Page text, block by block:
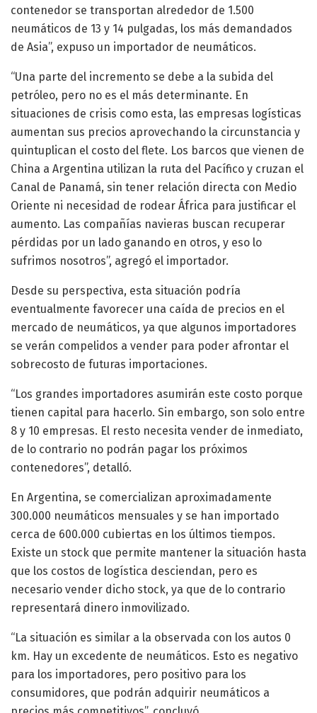
contenedor se transportan alrededor de 1.500
neumáticos de 13 y 14 pulgadas, los más demandados
de Asia”, expuso un importador de neumáticos.
“Una parte del incremento se debe a la subida del
petróleo, pero no es el más determinante. En
situaciones de crisis como esta, las empresas logísticas
aumentan sus precios aprovechando la circunstancia y
quintuplican el costo del flete. Los barcos que vienen de
China a Argentina utilizan la ruta del Pacífico y cruzan el
Canal de Panamá, sin tener relación directa con Medio
Oriente ni necesidad de rodear África para justificar el
aumento. Las compañías navieras buscan recuperar
pérdidas por un lado ganando en otros, y eso lo
sufrimos nosotros”, agregó el importador.
Desde su perspectiva, esta situación podría
eventualmente favorecer una caída de precios en el
mercado de neumáticos, ya que algunos importadores
se verán compelidos a vender para poder afrontar el
sobrecosto de futuras importaciones.
“Los grandes importadores asumirán este costo porque
tienen capital para hacerlo. Sin embargo, son solo entre
8 y 10 empresas. El resto necesita vender de inmediato,
de lo contrario no podrán pagar los próximos
contenedores”, detalló.
En Argentina, se comercializan aproximadamente
300.000 neumáticos mensuales y se han importado
cerca de 600.000 cubiertas en los últimos tiempos.
Existe un stock que permite mantener la situación hasta
que los costos de logística desciendan, pero es
necesario vender dicho stock, ya que de lo contrario
representará dinero inmovilizado.
“La situación es similar a la observada con los autos 0
km. Hay un excedente de neumáticos. Esto es negativo
para los importadores, pero positivo para los
consumidores, que podrán adquirir neumáticos a